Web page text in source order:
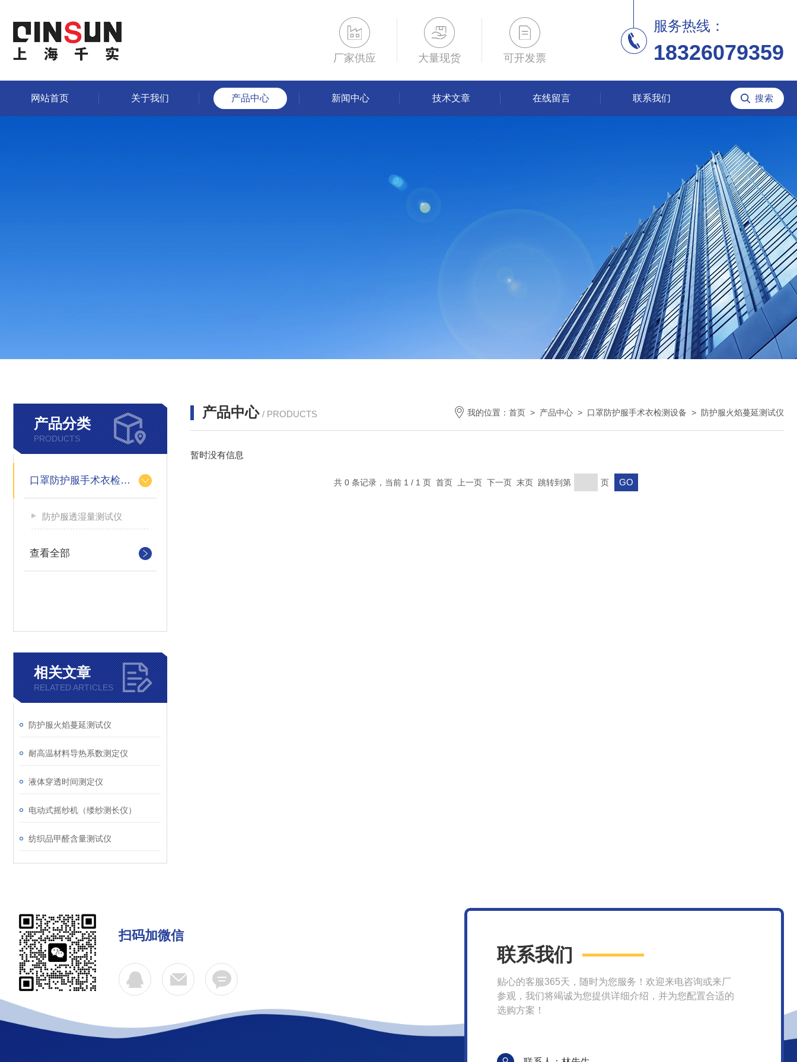
厂家供应 大量现货 可开发票
服务热线：
18326079359
网站首页 关于我们 产品中心 新闻中心 技术文章 在线留言 联系我们
产品分类
PRODUCTS
口罩防护服手术衣检测设备
防护服透湿量测试仪
查看全部
相关文章
RELATED ARTICLES
防护服火焰蔓延测试仪
耐高温材料导热系数测定仪
液体穿透时间测定仪
电动式摇纱机（缕纱测长仪）
纺织品甲醛含量测试仪
产品中心 / PRODUCTS 我的位置： 首页 > 产品中心 > 口罩防护服手术衣检测设备 > 防护服火焰蔓延测试仪
暂时没有信息
共 0 条记录，当前 1 / 1 页 首页 上一页 下一页 末页 跳转到第 页
扫码加微信
联系我们
贴心的客服365天，随时为您服务！欢迎来电咨询或来厂
参观，我们将竭诚为您提供详细介绍，并为您配置合适的
选购方案！